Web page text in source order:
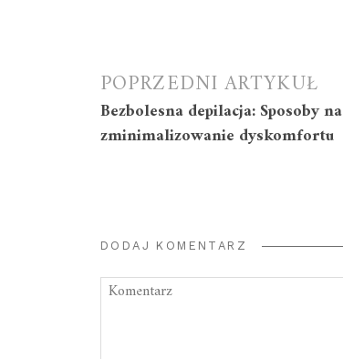
Nawigacja
wpisu
POPRZEDNI ARTYKUŁ
Bezbolesna depilacja: Sposoby na
zminimalizowanie dyskomfortu
DODAJ KOMENTARZ